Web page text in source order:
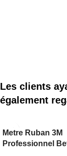
Les clients
également
Metre Ruban 3M
Professionnel